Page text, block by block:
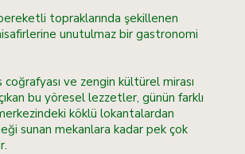
topraklarında şekillenen
unutulmaz bir gastronomi
coğrafyası ve zengin kültürel mirası
bu yöresel lezzetler, günün farklı
köklü lokantalardan
sunan mekanlara kadar pek çok